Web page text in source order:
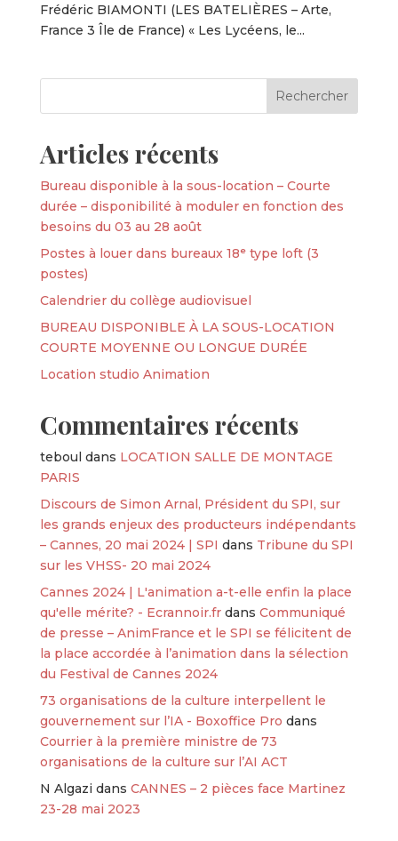
Frédéric BIAMONTI (LES BATELIÈRES – Arte,
France 3 Île de France) « Les Lycéens, le...
Articles récents
Bureau disponible à la sous-location – Courte
durée – disponibilité à moduler en fonction des
besoins du 03 au 28 août
Postes à louer dans bureaux 18ᵉ type loft (3
postes)
Calendrier du collège audiovisuel
BUREAU DISPONIBLE À LA SOUS-LOCATION
COURTE MOYENNE OU LONGUE DURÉE
Location studio Animation
Commentaires récents
teboul dans LOCATION SALLE DE MONTAGE
PARIS
Discours de Simon Arnal, Président du SPI, sur
les grands enjeux des producteurs indépendants
– Cannes, 20 mai 2024 | SPI dans Tribune du SPI
sur les VHSS- 20 mai 2024
Cannes 2024 | L'animation a-t-elle enfin la place
qu'elle mérite? - Ecrannoir.frdans Communiqué
de presse – AnimFrance et le SPI se félicitent de
la place accordée à l’animation dans la sélection
du Festival de Cannes 2024
73 organisations de la culture interpellent le
gouvernement sur l’IA - Boxoffice Pro dans
Courrier à la première ministre de 73
organisations de la culture sur l’AI ACT
N Algazi dans CANNES – 2 pièces face Martinez
23-28 mai 2023